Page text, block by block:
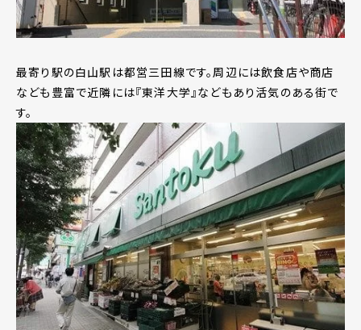
最寄り駅の白山駅は都営三田線です。周辺には飲食店や商店
なども豊富で近隣には『東洋大学』などもあり活気のある街で
す。